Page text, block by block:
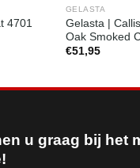
4701
GELASTA
Gelasta |
Oak Smoked
€51,95
u graag bij het